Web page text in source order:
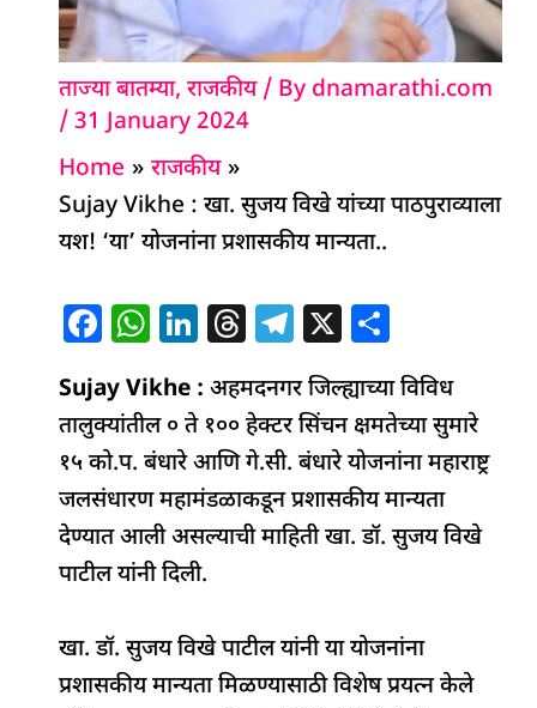
ताज्या बातम्या,राजकीय/ By dnamarathi.com
/31 January 2024
Home
राजकीय
Sujay Vikhe : खा. सुजय विखे यांच्या पाठपुराव्याला
यश! ‘या’ योजनांना प्रशासकीय मान्यता..
F
c
e
b
o
o
k
W
at
s
A
p
p
Li
k
e
dI
n
T
re
a
d
s
T
el
e
g
ra
m
X
h
ar
e
Sujay Vikhe :अहमदनगर जिल्ह्याच्या विविध
तालुक्यांतील ० ते १०० हेक्टर सिंचन क्षमतेच्या सुमारे
१५ को.प. बंधारे आणि गे.सी. बंधारे योजनांना महाराष्ट्र
जलसंधारण महामंडळाकडून प्रशासकीय मान्यता
देण्यात आली असल्याची माहिती खा. डॉ. सुजय विखे
पाटील यांनी दिली.
खा. डॉ. सुजय विखे पाटील यांनी या योजनांना
प्रशासकीय मान्यता मिळण्यासाठी विशेष प्रयत्न केले